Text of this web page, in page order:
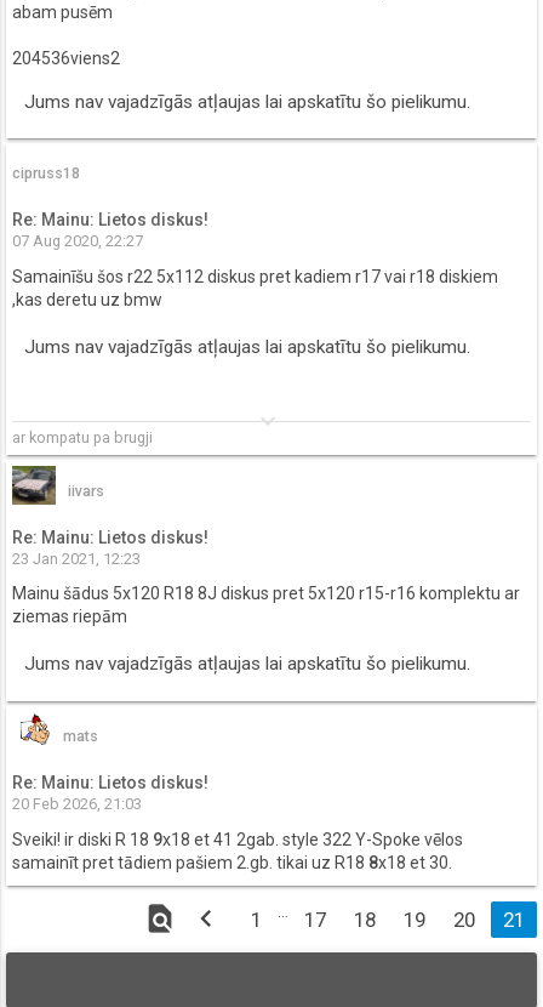
abam pusēm
204536viens2
Jums nav vajadzīgās atļaujas lai apskatītu šo pielikumu.
cipruss18
Re: Mainu: Lietos diskus!
07 Aug 2020, 22:27
Samainīšu šos r22 5x112 diskus pret kadiem r17 vai r18 diskiem
,kas deretu uz bmw
Jums nav vajadzīgās atļaujas lai apskatītu šo pielikumu.
keyboard_arrow_down
ar kompatu pa brugji
iivars
Re: Mainu: Lietos diskus!
23 Jan 2021, 12:23
Mainu šādus 5x120 R18 8J diskus pret 5x120 r15-r16 komplektu ar
ziemas riepām
Jums nav vajadzīgās atļaujas lai apskatītu šo pielikumu.
mats
Re: Mainu: Lietos diskus!
20 Feb 2026, 21:03
Sveiki! ir diski R 18 9x18 et 41 2gab. style 322 Y-Spoke vēlos
samainīt pret tādiem pašiem 2.gb. tikai uz R18 8x18 et 30.
find_in_page chevron_left 1 17 18 19 20 21